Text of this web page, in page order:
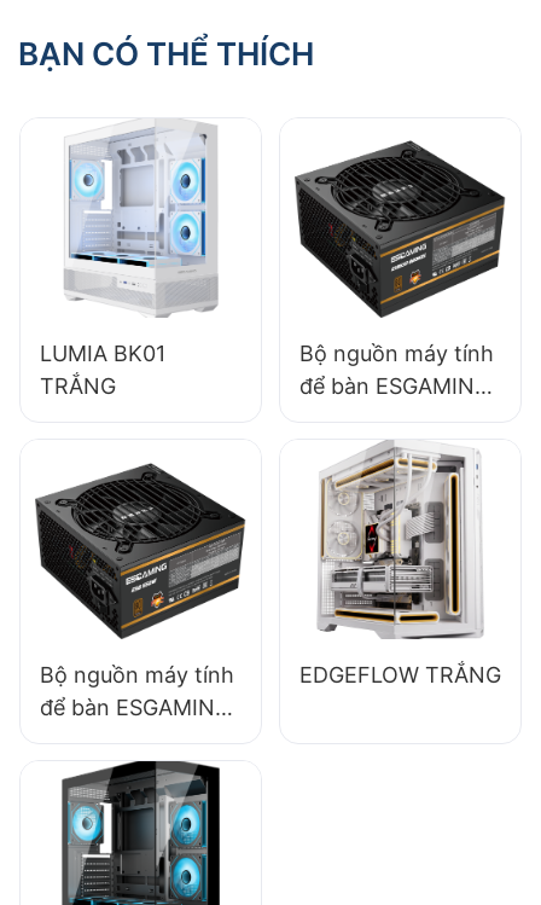
CPU lớn?
BẠN CÓ THỂ THÍCH
LUMIA BK01
TRẮNG
Bộ nguồn máy tính
để bàn ESGAMING
650W chất lượng
cao, hiệu suất 85%,
dạng module đầy
đủ, chuẩn 80+
Bronze ESB650W
Bộ nguồn máy tính
để bàn ESGAMING
550W chất lượng
cao, hiệu suất 85%,
đạt chuẩn 80+
Bronze ESB550W
EDGEFLOW TRẮNG